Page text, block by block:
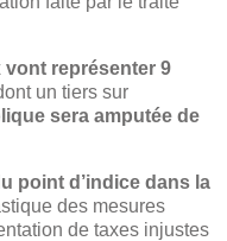
représenter 9
un tiers sur
sera amputée de
point d’indice dans la
des mesures
de taxes injustes